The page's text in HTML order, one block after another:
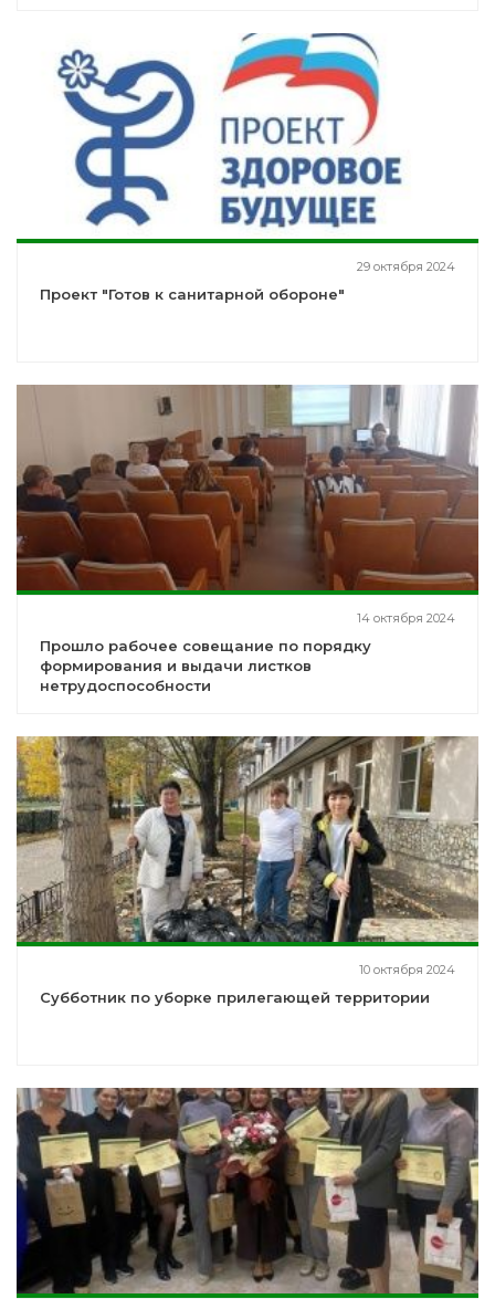
29 октября 2024
Проект "Готов к санитарной обороне"
14 октября 2024
Прошло рабочее совещание по порядку
формирования и выдачи листков
нетрудоспособности
10 октября 2024
Субботник по уборке прилегающей территории